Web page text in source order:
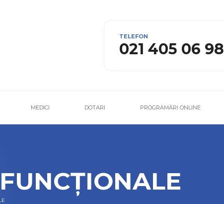
TELEFON
021 405 06 98
MEDICI DOTARI PROGRAMĂRI ONLINE